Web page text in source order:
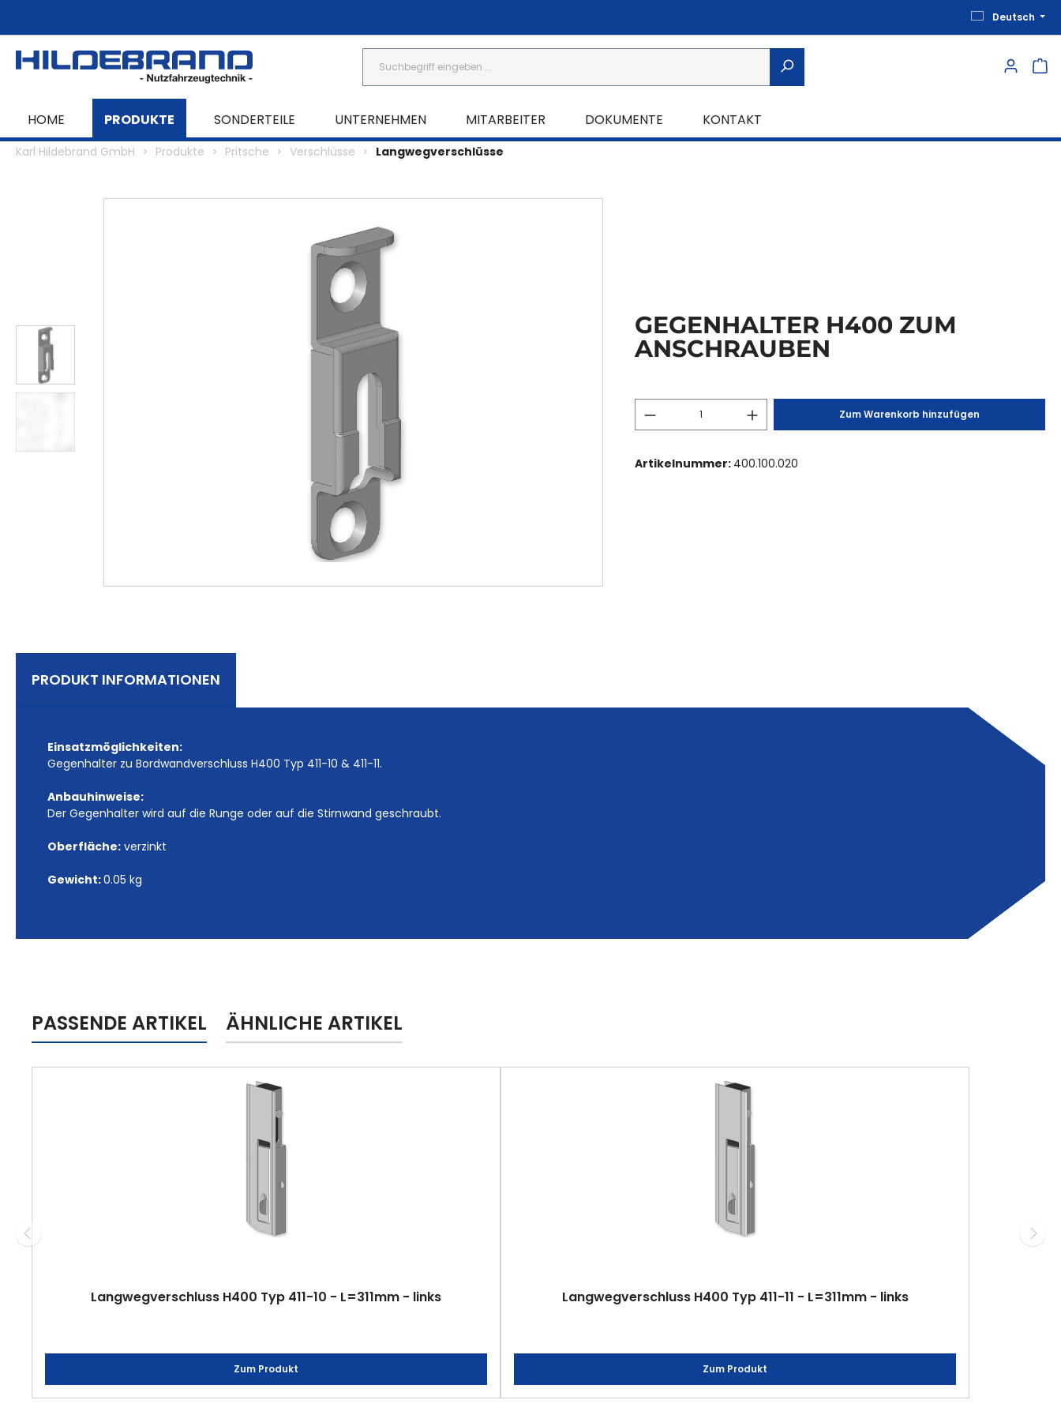
Deutsch
HOME PRODUKTE SONDERTEILE UNTERNEHMEN MITARBEITER DOKUMENTE KONTAKT
Karl Hildebrand GmbH Produkte Pritsche Verschlüsse Langwegverschlüsse
GEGENHALTER H400 ZUM
ANSCHRAUBEN
Zum Warenkorb hinzufügen
Artikelnummer: 400.100.020
PRODUKT INFORMATIONEN
Einsatzmöglichkeiten:
Gegenhalter zu Bordwandverschluss H400 Typ 411-10 & 411-11.
Anbauhinweise:
Der Gegenhalter wird auf die Runge oder auf die Stirnwand geschraubt.
Oberfläche: verzinkt
Gewicht:0.05 kg
PASSENDE ARTIKEL ÄHNLICHE ARTIKEL
Langwegverschluss H400 Typ 411-10 - L=311mm - links
Zum Produkt
Langwegverschluss H400 Typ 411-11 - L=311mm - links
Zum Produkt